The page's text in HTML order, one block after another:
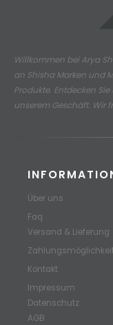
Willkommen bei Arya
an Shisha Marken und
Produkte. Entdecken
unserem Geschäft. Wir
Über uns
Faq
Versand & Lieferung
Kontakt
Impressum
Datenschutz
AGB